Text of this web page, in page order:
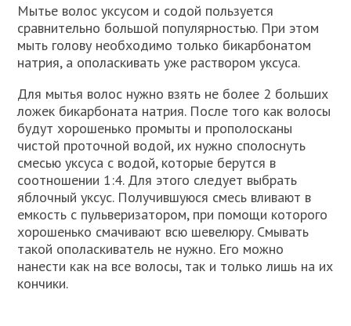
Мытье волос уксусом и содой пользуется
сравнительно большой популярностью. При этом
мыть голову необходимо только бикарбонатом
натрия, а ополаскивать уже раствором уксуса.
Для мытья волос нужно взять не более 2 больших
ложек бикарбоната натрия. После того как волосы
будут хорошенько промыты и прополосканы
чистой проточной водой, их нужно сполоснуть
смесью уксуса с водой, которые берутся в
соотношении 1:4. Для этого следует выбрать
яблочный уксус. Получившуюся смесь вливают в
емкость с пульверизатором, при помощи которого
хорошенько смачивают всю шевелюру. Смывать
такой ополаскиватель не нужно. Его можно
нанести как на все волосы, так и только лишь на их
кончики.